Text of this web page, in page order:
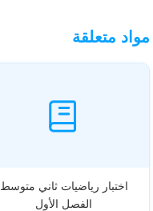
مواد متعلقة
اختبار رياضيات ثاني متوسط
الفصل الأول